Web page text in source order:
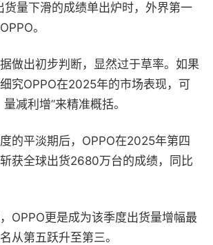
货量下滑的成绩单出炉时，外界第一
。
做出初步判断，显然过于草率。如果
究OPPO在2025年的市场表现，可
减利增”来精准概括。
的平淡期后，OPPO在2025年第四
获全球出货2680万台的成绩，同比
OPPO更是成为该季度出货量增幅最
从第五跃升至第三。